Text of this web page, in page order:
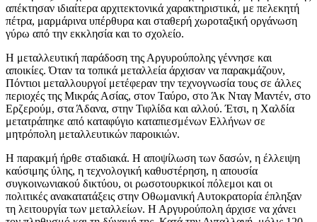
απέκτησαν ιδιαίτερα αρχιτεκτονικά χαρακτηριστικά, με πελεκητή
πέτρα, μαρμάρινα υπέρθυρα και σταθερή χωροταξική οργάνωση
γύρω από την εκκλησία και το σχολείο.
Η μεταλλευτική παράδοση της Αργυρούπολης γέννησε και
αποικίες. Όταν τα τοπικά μεταλλεία άρχισαν να παρακμάζουν,
Πόντιοι μεταλλουργοί μετέφεραν την τεχνογνωσία τους σε άλλες
περιοχές της Μικράς Ασίας, στον Ταύρο, στο Άκ Νταγ Μαντέν, στο
Ερζερούμ, στα Άδανα, στην Τιφλίδα και αλλού. Έτσι, η Χαλδία
μετατράπηκε από καταφύγιο καταπιεσμένων Ελλήνων σε
μητρόπολη μεταλλευτικών παροικιών.
Η παρακμή ήρθε σταδιακά. Η αποψίλωση των δασών, η έλλειψη
καύσιμης ύλης, η τεχνολογική καθυστέρηση, η απουσία
συγκοινωνιακού δικτύου, οι ρωσοτουρκικοί πόλεμοι και οι
πολιτικές ανακατατάξεις στην Οθωμανική Αυτοκρατορία έπληξαν
τη λειτουργία των μεταλλείων. Η Αργυρούπολη άρχισε να χάνει